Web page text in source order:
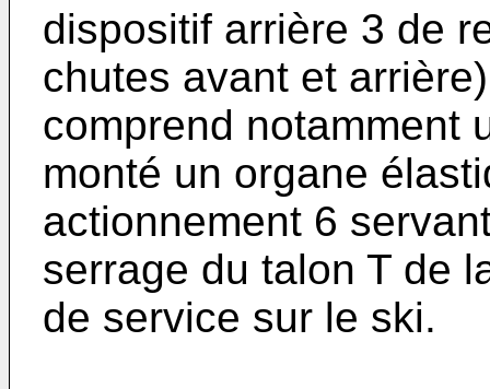
dispositif arrière 3 de
chutes avant et
comprend notamment
monté un organe
actionnement 6
serrage du talon T de
de service sur le ski.